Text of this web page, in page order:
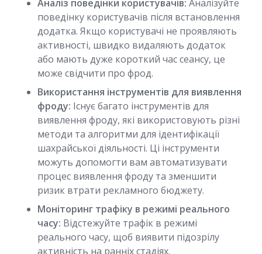
Аналіз поведінки користувачів: Аналізуйте
поведінку користувачів після встановлення
додатка. Якщо користувачі не проявляють
активності, швидко видаляють додаток
або мають дуже короткий час сеансу, це
може свідчити про фрод.
Використання інструментів для виявлення
фроду: Існує багато інструментів для
виявлення фроду, які використовують різні
методи та алгоритми для ідентифікації
шахрайської діяльності. Ці інструменти
можуть допомогти вам автоматизувати
процес виявлення фроду та зменшити
ризик втрати рекламного бюджету.
Моніторинг трафіку в режимі реального
часу: Відстежуйте трафік в режимі
реального часу, щоб виявити підозрілу
активність на ранніх стадіях.